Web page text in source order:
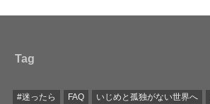
Tag
#迷ったら FAQ いじめと孤独がない世界へ